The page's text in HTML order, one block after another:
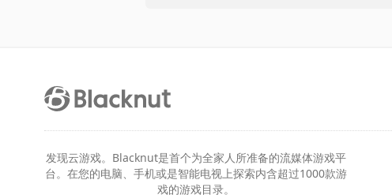
发现云游戏。Blacknut是首个为全家人所准备的流媒体游戏平
台。在您的电脑、手机或是智能电视上探索内含超过1000款游
戏的游戏目录。